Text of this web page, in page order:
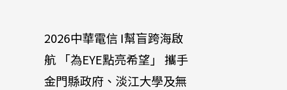
2026中華電信 I幫盲跨海啟
航 「為EYE點亮希望」 攜手
金門縣政府、淡江大學及無